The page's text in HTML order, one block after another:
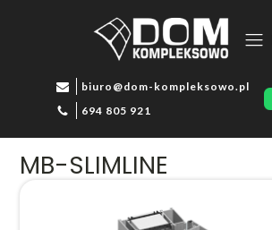
biuro@dom-kompleksowo.pl
694 805 921
MB-SLIMLINE